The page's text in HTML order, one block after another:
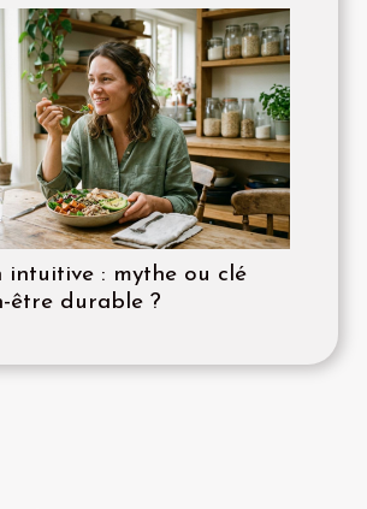
intuitive : mythe ou clé
être durable ?